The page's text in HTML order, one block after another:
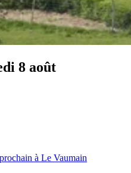
8 août
à Le Vaumain